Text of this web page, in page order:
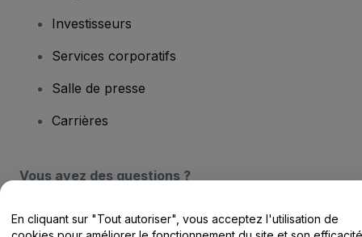
Investisseurs
Services corporatifs
Salle de presse
Carrières
Vous avez des questions ?
Centre d'assistance / Nous contacter
En cliquant sur "Tout autoriser", vous acceptez l'utilisation de